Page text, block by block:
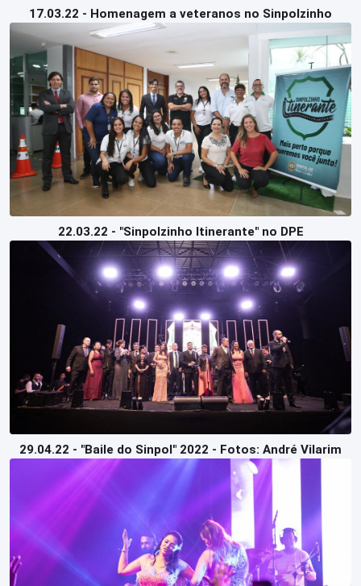
17.03.22 - Homenagem a veteranos no Sinpolzinho
22.03.22 - "Sinpolzinho Itinerante" no DPE
29.04.22 - "Baile do Sinpol" 2022 - Fotos: André Vilarim